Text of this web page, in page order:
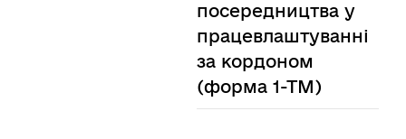
посередництва у
працевлаштуванні
за кордоном
(форма 1-ТМ)